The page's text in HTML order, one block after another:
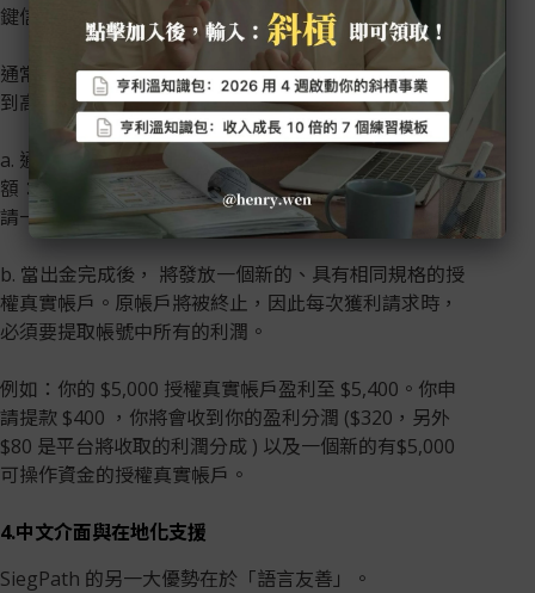
鍵信任指標。
通常合格的出金申請，在3小時內完成審核與處理，若遇
到高峰期，平台也會在48小時內完成支付。規則如下：
a. 通過評估拿到真實帳戶後，只要有獲利(最低提現金
額：$100)，可隨時申請首次出金，之後則每 14 天可申
請一次出金。
b. 當出金完成後， 將發放一個新的、具有相同規格的授
權真實帳戶。原帳戶將被終止，因此每次獲利請求時，
必須要提取帳號中所有的利潤。
例如：你的 $5,000 授權真實帳戶盈利至 $5,400。你申
請提款 $400 ，你將會收到你的盈利分潤 ($320，另外
$80 是平台將收取的利潤分成 ) 以及一個新的有$5,000
可操作資金的授權真實帳戶。
4.中文介面與在地化支援
SiegPath 的另一大優勢在於「語言友善」。